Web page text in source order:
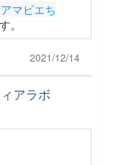
マビエち
。
2021/12/14
アラボ